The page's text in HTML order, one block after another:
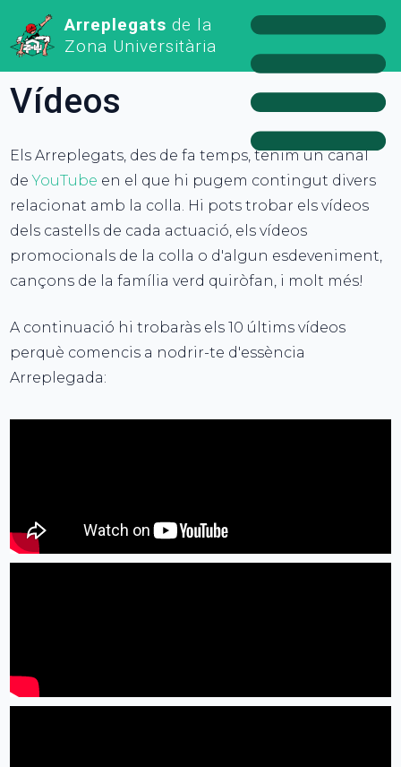
Arreplegats de la
Zona Universitària
Vídeos
Els Arreplegats, des de fa temps, tenim un canal
deYouTube en el que hi pugem contingut divers
relacionat amb la colla. Hi pots trobar els vídeos
dels castells de cada actuació, els vídeos
promocionals de la colla o d'algun esdeveniment,
cançons de la família verd quiròfan, i molt més!
A continuació hi trobaràs els 10 últims vídeos
perquè comencis a nodrir-te d'essència
Arreplegada: